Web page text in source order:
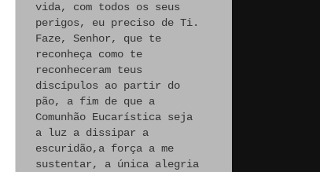
vida, com todos os seus
perigos, eu preciso de Ti.
Faze, Senhor, que te
reconheça como te
reconheceram teus
discípulos ao partir do
pão, a fim de que a
Comunhão Eucarística seja
a luz a dissipar a
escuridão,a força a me
sustentar, a única alegria